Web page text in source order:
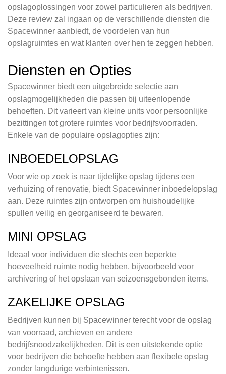
opslagoplossingen voor zowel particulieren als bedrijven.
Deze review zal ingaan op de verschillende diensten die
Spacewinner aanbiedt, de voordelen van hun
opslagruimtes en wat klanten over hen te zeggen hebben.
Diensten en Opties
Spacewinner biedt een uitgebreide selectie aan
opslagmogelijkheden die passen bij uiteenlopende
behoeften. Dit varieert van kleine units voor persoonlijke
bezittingen tot grotere ruimtes voor bedrijfsvoorraden.
Enkele van de populaire opslagopties zijn:
INBOEDELOPSLAG
Voor wie op zoek is naar tijdelijke opslag tijdens een
verhuizing of renovatie, biedt Spacewinner inboedelopslag
aan. Deze ruimtes zijn ontworpen om huishoudelijke
spullen veilig en georganiseerd te bewaren.
MINI OPSLAG
Ideaal voor individuen die slechts een beperkte
hoeveelheid ruimte nodig hebben, bijvoorbeeld voor
archivering of het opslaan van seizoensgebonden items.
ZAKELIJKE OPSLAG
Bedrijven kunnen bij Spacewinner terecht voor de opslag
van voorraad, archieven en andere
bedrijfsnoodzakelijkheden. Dit is een uitstekende optie
voor bedrijven die behoefte hebben aan flexibele opslag
zonder langdurige verbintenissen.